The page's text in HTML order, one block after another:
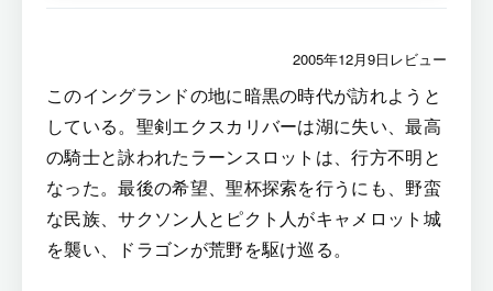
2005年12月9日レビュー
このイングランドの地に暗黒の時代が訪れようと
している。聖剣エクスカリバーは湖に失い、最高
の騎士と詠われたラーンスロットは、行方不明と
なった。最後の希望、聖杯探索を行うにも、野蛮
な民族、サクソン人とピクト人がキャメロット城
を襲い、ドラゴンが荒野を駆け巡る。